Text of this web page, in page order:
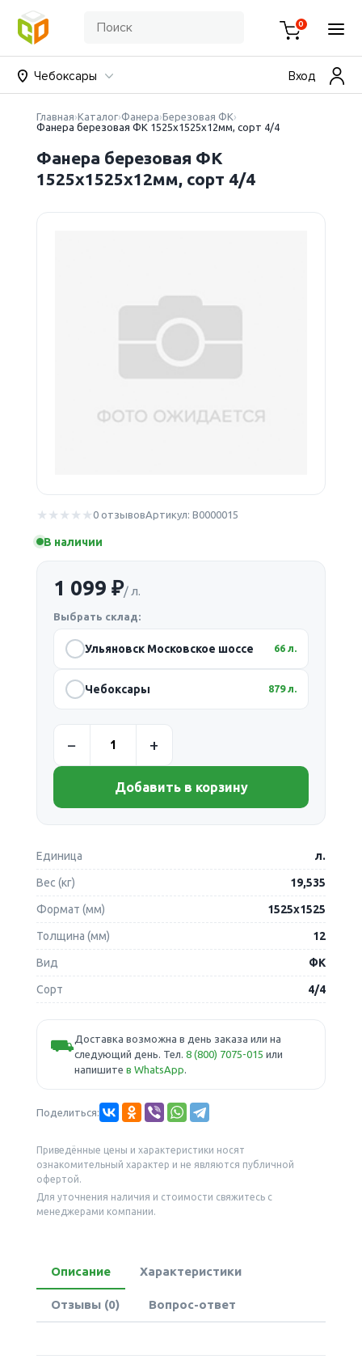
0
Чебоксары Вход
Главная Каталог Фанера Березовая ФК
Фанера березовая ФК 1525х1525х12мм, сорт 4/4
Фанера березовая ФК
1525х1525х12мм, сорт 4/4
0 отзывовАртикул: В0000015
В наличии
1 099 ₽/ л.
Выбрать склад:
Ульяновск Московское шоссе 66 л.
Чебоксары 879 л.
Добавить в корзину
Единица л.
Вес (кг) 19,535
Формат (мм) 1525х1525
Толщина (мм) 12
Вид ФК
Сорт 4/4
⛟Доставка возможна в день заказа или на
следующий день. Тел. 8 (800) 7075-015 или
напишите в WhatsApp.
Поделиться:
Приведённые цены и характеристики носят
ознакомительный характер и не являются публичной
офертой.
Для уточнения наличия и стоимости свяжитесь с
менеджерами компании.
Описание Характеристики
Отзывы (0) Вопрос-ответ